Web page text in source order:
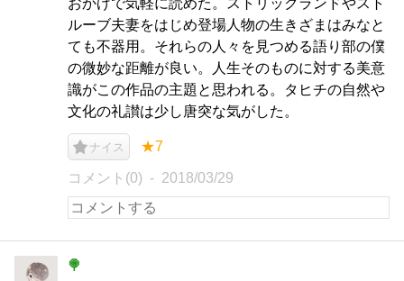
おかげで気軽に読めた。ストリックランドやスト
ルーブ夫妻をはじめ登場人物の生きざまはみなと
ても不器用。それらの人々を見つめる語り部の僕
の微妙な距離が良い。人生そのものに対する美意
識がこの作品の主題と思われる。タヒチの自然や
文化の礼讃は少し唐突な気がした。
ナイス ★7
コメント(0) 2018/03/29
🍭